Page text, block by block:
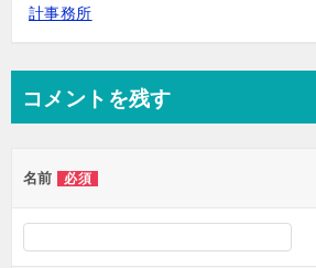
計事務所
コメントを残す
名前 必須